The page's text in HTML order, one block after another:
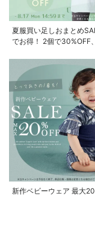
夏服買い足しおまとめ
でお得！ 2個で30%OFF
新作ベビーウェア 最大